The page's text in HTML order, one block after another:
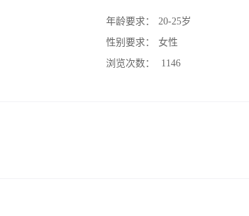
年龄要求：
20-25岁
性别要求：
女性
浏览次数：
1146